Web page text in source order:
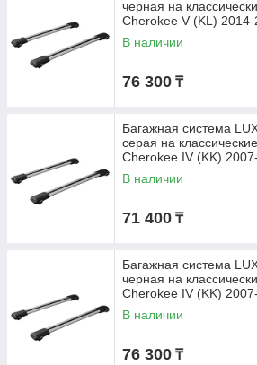
черная на
Cherokee V (KL) 2014-
В наличии
76 300 ₸
Багажная система
серая на
Cherokee IV (KK)
В наличии
71 400 ₸
Багажная система
черная на
Cherokee IV (KK)
В наличии
76 300 ₸